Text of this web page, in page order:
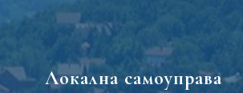
Локална самоуправа